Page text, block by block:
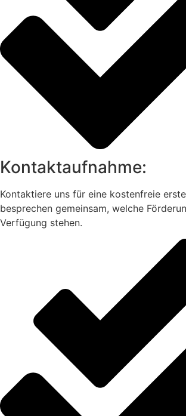
Kontaktaufnahme:
Kontaktiere uns für eine kostenfreie
besprechen gemeinsam, welche
Verfügung stehen.